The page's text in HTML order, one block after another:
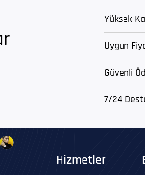
Yüksek
Uygun
Güvenli
7/24
Hizmetler